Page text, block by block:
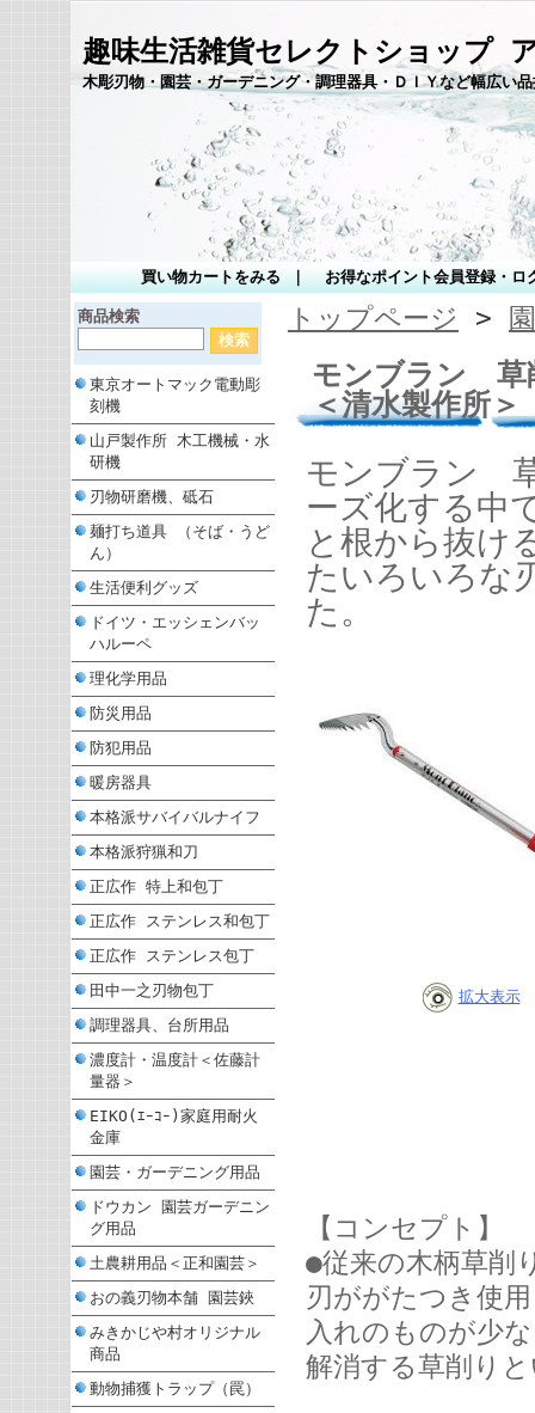
趣味生活雑貨セレクトショップ
木彫刃物・園芸・ガーデニング・調理器具・ＤＩＹなど幅広い
買い物カートをみる お得なポイント会員登録・ロ
商品検索
東京オートマック電動彫
刻機
山戸製作所 木工機械・水
研機
刃物研磨機、砥石
麺打ち道具 （そば・うど
ん）
生活便利グッズ
ドイツ・エッシェンバッ
ハルーペ
理化学用品
防災用品
防犯用品
暖房器具
本格派サバイバルナイフ
本格派狩猟和刀
正広作 特上和包丁
正広作 ステンレス和包丁
正広作 ステンレス包丁
田中一之刃物包丁
調理器具、台所用品
濃度計・温度計＜佐藤計
量器＞
EIKO(ｴｰｺｰ)家庭用耐火
金庫
園芸・ガーデニング用品
ドウカン 園芸ガーデニン
グ用品
土農耕用品＜正和園芸＞
おの義刃物本舗 園芸鋏
みきかじや村オリジナル
商品
動物捕獲トラップ（罠）
トップページ >
モンブラン
＜清水製作所＞
モンブラン
ーズ化する中
と根から抜け
たいろいろな
た。
拡大表示
【コンセプト】
●従来の木柄草削
刃ががたつき使
入れのものが少
解消する草削り